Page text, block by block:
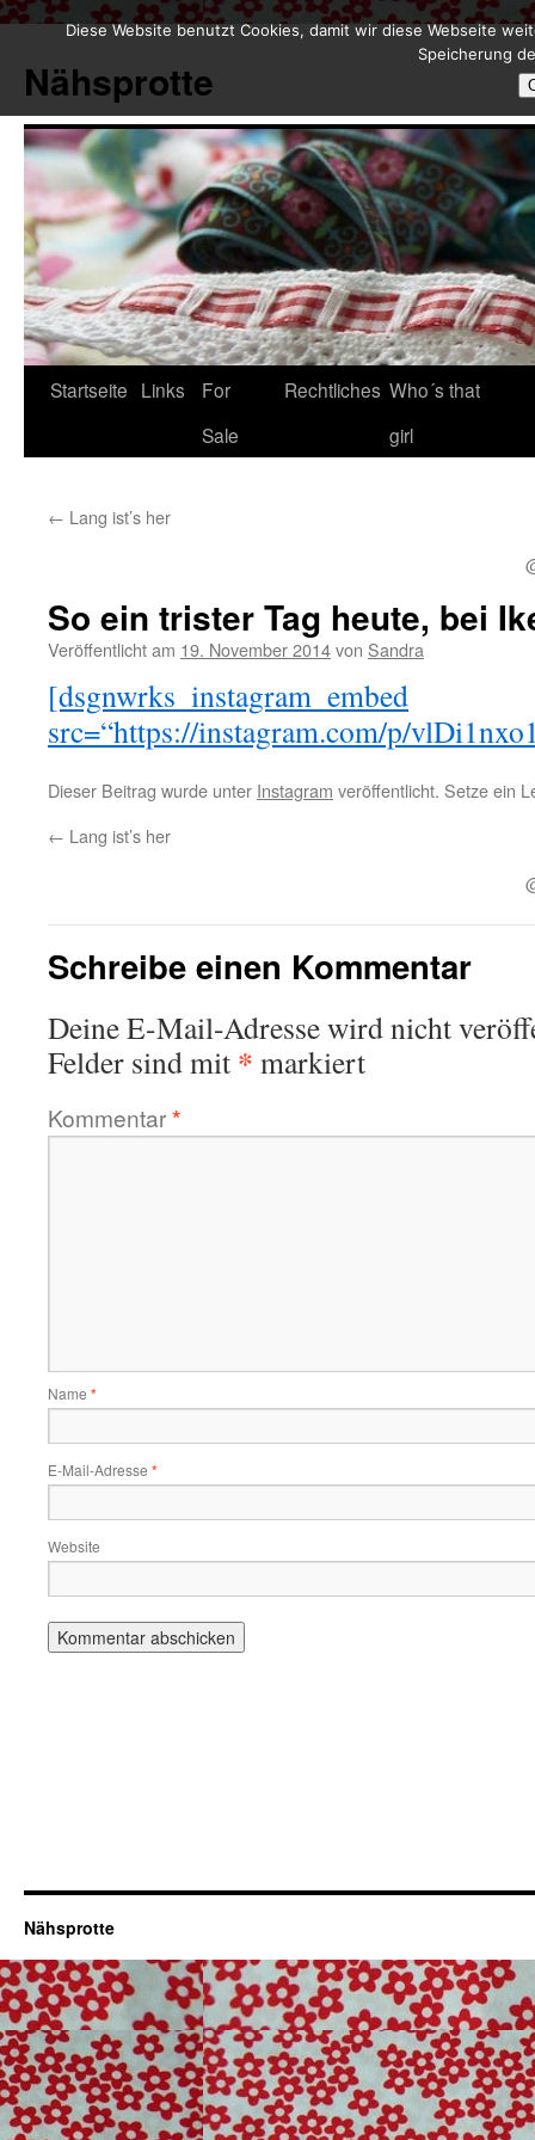
springen
Nähsprotte
Startseite Links
For
Sale
Rechtliches Who´s that
girl
← Lang ist’s her
So ein trister Tag heute, bei
Veröffentlicht am 19. November 2014von Sandra
[dsgnwrks_instagram_embed
src=“https://instagram.com/p/
Dieser Beitrag wurde unter Instagram veröffentlicht. Setze ein
← Lang ist’s her
Schreibe einen Kommentar
Deine E-Mail-Adresse wird nicht
Felder sind mit * markiert
Kommentar*
Name *
E-Mail-Adresse *
Website
Nähsprotte
Diese Website benutzt Cookies, damit wir diese Webseite
Speicherung